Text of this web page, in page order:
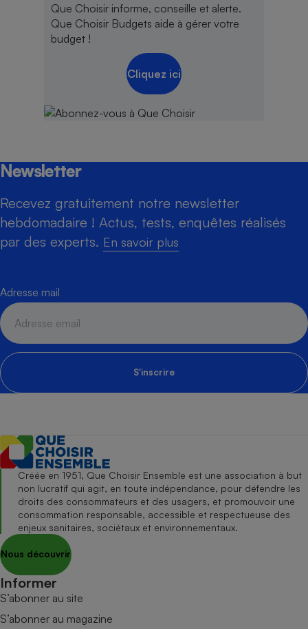
Que Choisir informe, conseille et alerte.
Que Choisir Budgets aide à gérer votre
budget !
Cliquez ici
Newsletter
Recevez gratuitement notre newsletter
hebdomadaire ! Actus, tests, enquêtes réalisés
par des experts. En savoir plus
Adresse mail
S'inscrire
Créée en 1951, Que Choisir Ensemble est une association à but
non lucratif qui agit, en toute indépendance, pour défendre les
droits des consommateurs et des usagers, et promouvoir une
consommation responsable, accessible et respectueuse des
enjeux sanitaires, sociétaux et environnementaux.
Nous découvrir
Informer
S’abonner au site
S’abonner au magazine